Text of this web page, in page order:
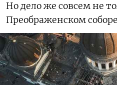
Но дело же совсем не
Преображенском